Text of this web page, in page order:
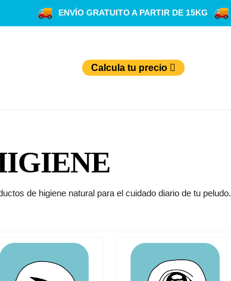
ENVÍO GRATUITO A PARTIR DE 15KG
Calcula tu precio
de higiene natural para el cuidado diario de tu peludo.